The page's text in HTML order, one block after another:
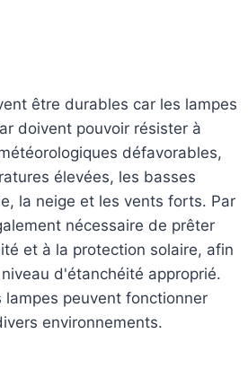
être durables car les lampes
doivent pouvoir résister à
défavorables,
élevées, les basses
la neige et les vents forts. Par
nécessaire de prêter
et à la protection solaire, afin
d'étanchéité approprié.
lampes peuvent fonctionner
environnements.